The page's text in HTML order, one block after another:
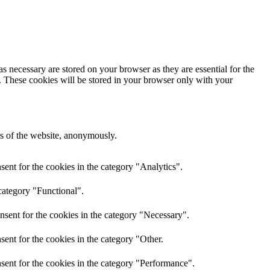
are stored on your browser as they are essential for the
These cookies will be stored in your browser only with your
of the website, anonymously.
for the cookies in the category "Analytics".
"Functional".
for the cookies in the category "Necessary".
for the cookies in the category "Other.
for the cookies in the category "Performance".